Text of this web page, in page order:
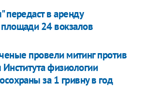
передаст в аренду
24 вокзалов
провели митинг против
физиологии
за 1 гривну в год